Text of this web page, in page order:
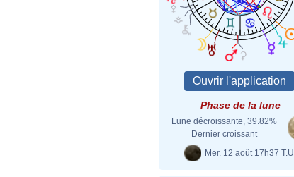
Phase de la lune
Lune décroissante, 39.82%
Dernier croissant
Mer. 12 août 17h37 T.U.